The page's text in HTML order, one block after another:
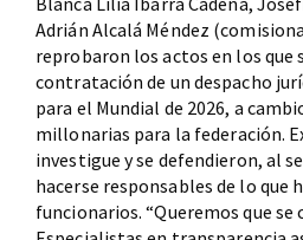
Adrián Alcalá Méndez
reprobaron los actos en los que
contratación de un despacho
para el Mundial de 2026, a
millonarias para la federación.
investigue y se defendieron, al
hacerse responsables de lo que
funcionarios. “Queremos que se